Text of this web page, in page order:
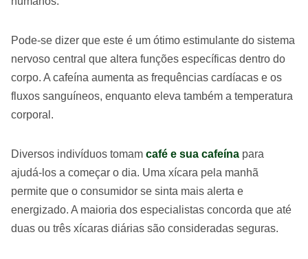
Pode-se dizer que este é um ótimo estimulante do sistema
nervoso central que altera funções específicas dentro do
corpo. A cafeína aumenta as frequências cardíacas e os
fluxos sanguíneos, enquanto eleva também a temperatura
corporal.
Diversos indivíduos tomam café e sua cafeína para
ajudá-los a começar o dia. Uma xícara pela manhã
permite que o consumidor se sinta mais alerta e
energizado. A maioria dos especialistas concorda que até
duas ou três xícaras diárias são consideradas seguras.